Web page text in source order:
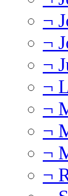
¬
¬
¬
¬
¬
¬
¬
¬